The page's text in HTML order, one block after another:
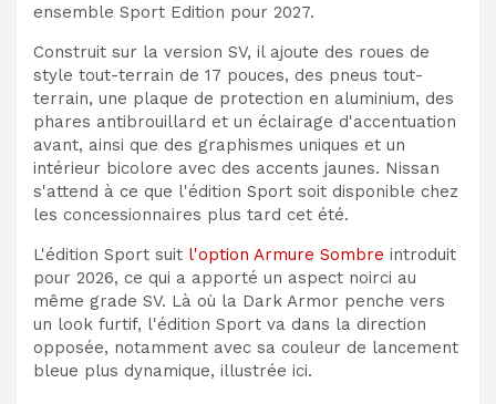
ensemble Sport Edition pour 2027.
Construit sur la version SV, il ajoute des roues de
style tout-terrain de 17 pouces, des pneus tout-
terrain, une plaque de protection en aluminium, des
phares antibrouillard et un éclairage d'accentuation
avant, ainsi que des graphismes uniques et un
intérieur bicolore avec des accents jaunes. Nissan
s'attend à ce que l'édition Sport soit disponible chez
les concessionnaires plus tard cet été.
L'édition Sport suit l'option Armure Sombre introduit
pour 2026, ce qui a apporté un aspect noirci au
même grade SV. Là où la Dark Armor penche vers
un look furtif, l'édition Sport va dans la direction
opposée, notamment avec sa couleur de lancement
bleue plus dynamique, illustrée ici.